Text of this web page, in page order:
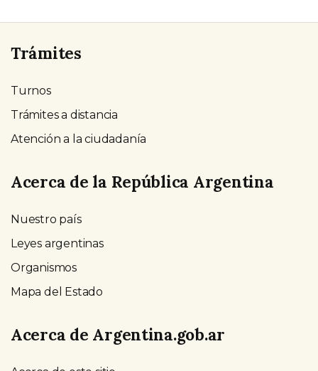
Trámites
Turnos
Trámites a distancia
Atención a la ciudadanía
Acerca de la República Argentina
Nuestro país
Leyes argentinas
Organismos
Mapa del Estado
Acerca de Argentina.gob.ar